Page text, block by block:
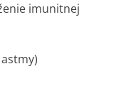
imunitnej